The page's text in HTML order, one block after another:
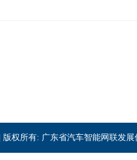
| 版权所有: 广东省汽车智能网联发